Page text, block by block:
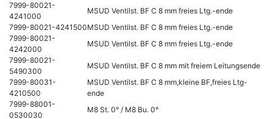
7999-80021-
4241000
MSUD Ventilst. BF C 8 mm freies Ltg.-ende
7999-80021-4241500MSUD Ventilst. BF C 8 mm freies Ltg.-ende
7999-80021-
4242000
MSUD Ventilst. BF C 8 mm freies Ltg.-ende
7999-80021-
5490300
MSUD Ventilst. BF C 8 mm mit freiem Leitungsende
7999-80031-
4210500
MSUD Ventilst. BF C 8 mm,kleine BF,freies Ltg-
ende
7999-88001-
0530030
M8 St. 0° / M8 Bu. 0°